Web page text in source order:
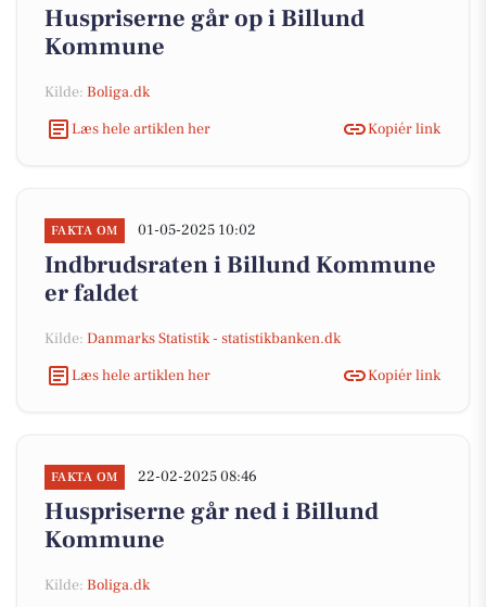
Huspriserne går op i Billund
Kommune
Kilde: Boliga.dk
Læs hele artiklen her
Kopiér link
FAKTA OM 01-05-2025 10:02
Indbrudsraten i Billund Kommune
er faldet
Kilde: Danmarks Statistik - statistikbanken.dk
Læs hele artiklen her
Kopiér link
FAKTA OM 22-02-2025 08:46
Huspriserne går ned i Billund
Kommune
Kilde: Boliga.dk